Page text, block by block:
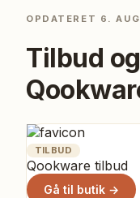
OPDATERET 6.
Tilbud
TILBUD
Qookware tilbud
Gå til butik →